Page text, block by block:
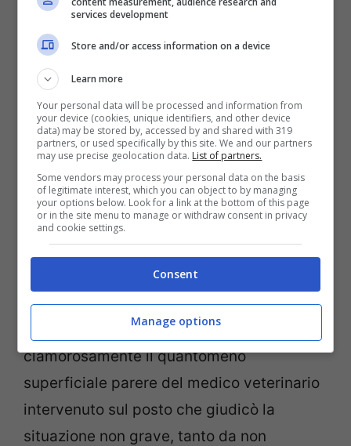
animale si sono dunque perse le tracce,
potrebbe essere morta oppure in mani
ancora peggiori.
“Questa sentenza smentisce
clamorosamente il quantomeno
superficiale parere del medico veterinario
intervenuto sul posto che giudicò la
situazione non grave, tanto da non
services development
Store and/or access information on a device
Learn more
Your personal data will be processed and information from
your device (cookies, unique identifiers, and other device
data) may be stored by, accessed by and shared with 319
partners, or used specifically by this site. We and our partners
may use precise geolocation data. List of partners.
Some vendors may process your personal data on the basis
of legitimate interest, which you can object to by managing
your options below. Look for a link at the bottom of this page
or in the site menu to manage or withdraw consent in privacy
and cookie settings.
Consent
Manage options